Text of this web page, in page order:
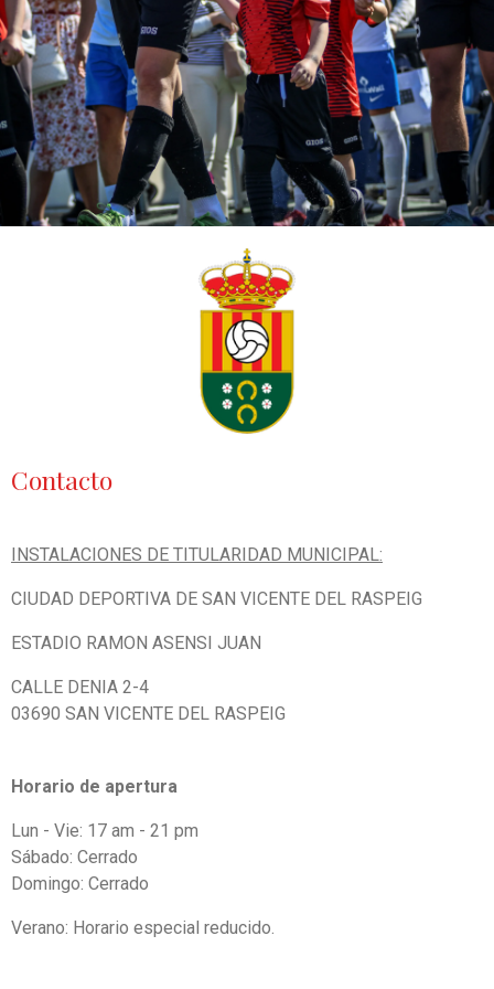
Contacto
INSTALACIONES DE TITULARIDAD MUNICIPAL:
CIUDAD DEPORTIVA DE SAN VICENTE DEL RASPEIG
ESTADIO RAMON ASENSI JUAN
CALLE DENIA 2-4
03690 SAN VICENTE DEL RASPEIG
Horario de apertura
Lun - Vie: 17 am - 21 pm
Sábado: Cerrado
Domingo: Cerrado
Verano: Horario especial reducido.